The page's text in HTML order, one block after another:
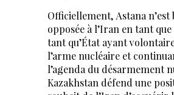
Officiellement, Astana n’est
opposée à l’Iran en tant
tant qu’État ayant
l’arme nucléaire et
l’agenda du désarmement
Kazakhstan défend une